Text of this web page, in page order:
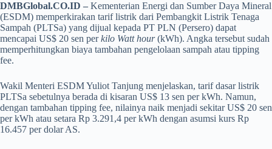
DMBGlobal.CO.ID – Kementerian Energi dan Sumber Daya Mineral
(ESDM) memperkirakan tarif listrik dari Pembangkit Listrik Tenaga
Sampah (PLTSa) yang dijual kepada PT PLN (Persero) dapat
mencapai US$ 20 sen perkilo Watt hour(kWh). Angka tersebut sudah
memperhitungkan biaya tambahan pengelolaan sampah atau tipping
fee.
Wakil Menteri ESDM Yuliot Tanjung menjelaskan, tarif dasar listrik
PLTSa sebetulnya berada di kisaran US$ 13 sen per kWh. Namun,
dengan tambahan tipping fee, nilainya naik menjadi sekitar US$ 20 sen
per kWh atau setara Rp 3.291,4 per kWh dengan asumsi kurs Rp
16.457 per dolar AS.